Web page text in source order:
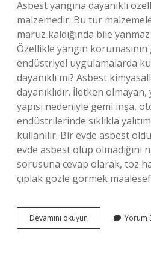
Asbest yangına dayanıklı
malzemedir. Bu tür
maruz kaldığında bile
Özellikle yangın
endüstriyel uygulamalarda
dayanıklı mı? Asbest
dayanıklıdır. İletken
yapısı nedeniyle gemi inşa,
endüstrilerinde sıklıkla
kullanılır. Bir evde asbest
evde asbest olup olmadığını
sorusuna cevap olarak, toz
çıplak gözle görmek
Devamını okuyun
Yanar
Yorum